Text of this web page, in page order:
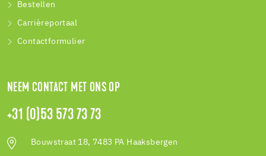
Bestellen
Carrièreportaal
Contactformulier
NEEM CONTACT MET ONS OP
+31 (0)53 573 73 73
Bouwstraat 18, 7483 PA Haaksbergen